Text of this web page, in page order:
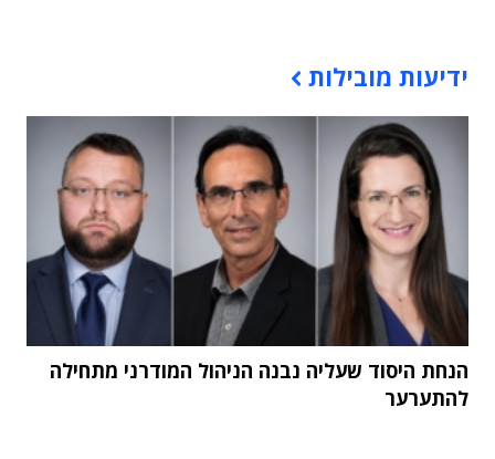
ידיעות מובילות
הנחת היסוד שעליה נבנה הניהול המודרני מתחילה
להתערער